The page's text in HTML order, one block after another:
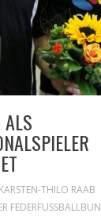
ALS
KARSTEN-THILO RAAB
FEDERFUSSBALLBUND